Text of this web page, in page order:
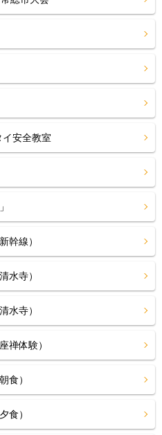
安全教室
線）
寺）
寺）
体験）
食）
食）